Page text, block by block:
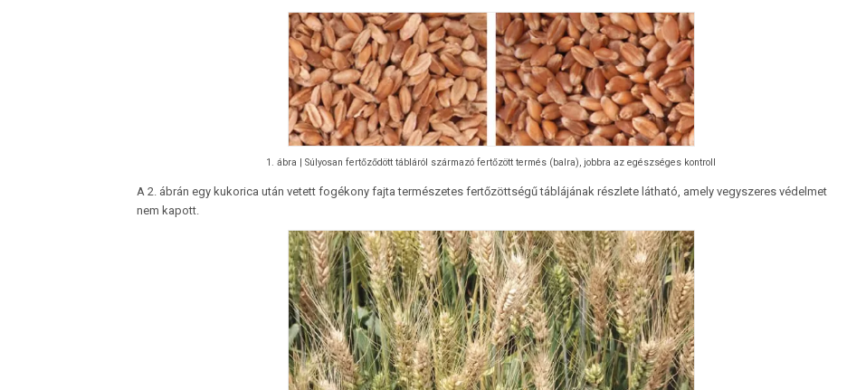
1. ábra | Súlyosan fertőződött tábláról származó fertőzött termés (balra), jobbra az egészséges kontroll
A 2. ábrán egy kukorica után vetett fogékony fajta természetes fertőzöttségű táblájának részlete látható, amely vegyszeres védelmet
nem kapott.